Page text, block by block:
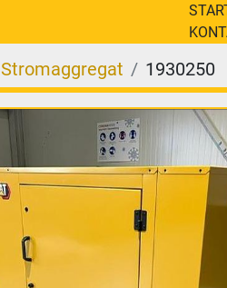
Stromaggregat 1930250